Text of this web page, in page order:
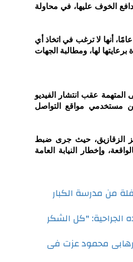
الخوف عليها، في محاولة
جانبها، أكدت السيدة سميرة محمد، البالغة من العمر 90 عامًا، أنها لا ترغب في اتخاذ أي
لها، ومطالبة الجهات
عقب انتشار الفيديو
مستخدمي مواقع التواصل
الزقازيق، حيث جرى ضبط
وإخطار النيابة العامة
من مدرسة الكبار
الجراحية: "كل الشكر
محمود عزت فى